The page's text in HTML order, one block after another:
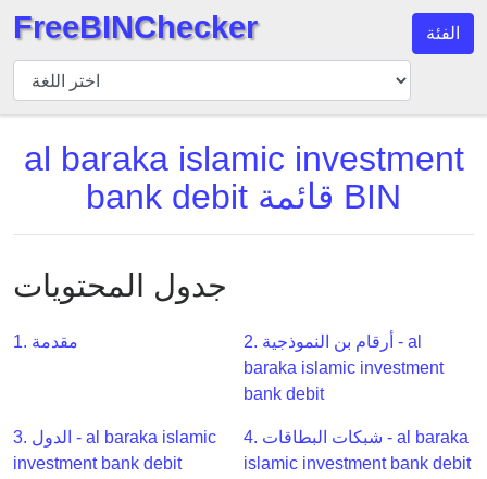
مدقق
BIN
BIN
API
Generator
v2
BIN
FreeBINChecker الفئة
al baraka islamic investment
bank debit قائمة BIN
جدول المحتويات
1. مقدمة
2. أرقام بن النموذجية - al
baraka islamic investment
bank debit
3. الدول - al baraka islamic
investment bank debit
4. شبكات البطاقات - al baraka
islamic investment bank debit